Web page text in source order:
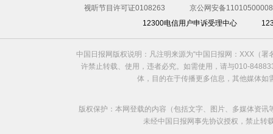
视听节目许可证0108263
京公网安备
12300电信用户申诉受理中心
中国日报网版权说明：凡注明来源为“中国日报网：XXX（
许禁止转载、使用，违者必究。如需使用，请与010-
体，目的在于传播更多信息，其他媒体
版权保护：本网登载的内容（包括文字、图片、多媒体资
未经中国日报网事先协议授权，禁止转